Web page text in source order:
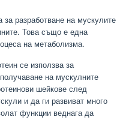
разработване на мускулите
Това също е една
на метаболизма.
се използва за
на мускулните
шейкове след
и да ги развиват много
функции веднага да